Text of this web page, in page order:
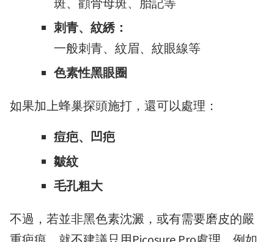
刺青、紋綉：
一般刺青、紋眉、紋眼線等
色素性黑眼圈
如果加上蜂巢探頭施打，還可以處理：
痘疤、凹疤
皺紋
毛孔粗大
不過，若並非黑色素沈澱，或有需要磨皮的嚴